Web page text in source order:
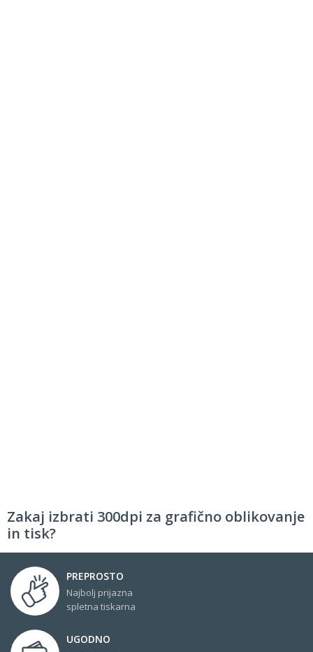
Zakaj izbrati 300dpi za grafično oblikovanje
in tisk?
PREPROSTO
Najbolj prijazna
spletna tiskarna
UGODNO